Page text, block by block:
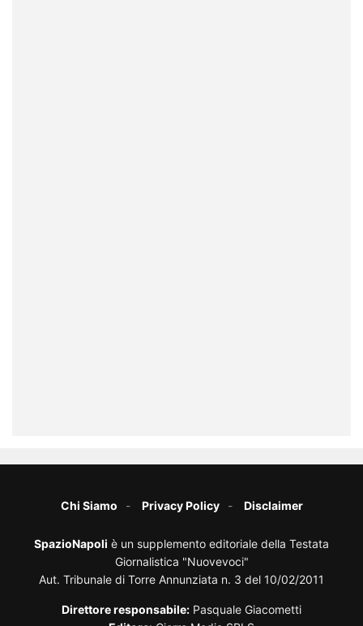
Chi Siamo Privacy Policy Disclaimer
SpazioNapoli è un supplemento editoriale della Testata
Giornalistica "Nuovevoci"
Aut. Tribunale di Torre Annunziata n. 3 del 10/02/2011
Direttore responsabile: Pasquale Giacometti